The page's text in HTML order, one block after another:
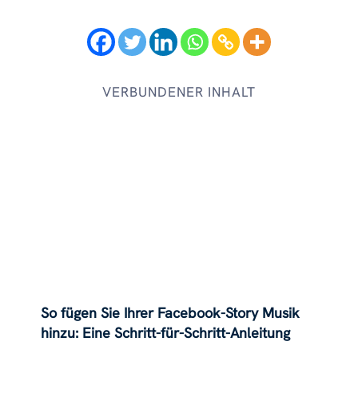
VERBUNDENER INHALT
So fügen Sie Ihrer Facebook-Story Musik
hinzu: Eine Schritt-für-Schritt-Anleitung